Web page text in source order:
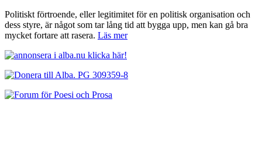
Politiskt förtroende, eller legitimitet för en politisk organisation och
dess styre, är något som tar lång tid att bygga upp, men kan gå bra
mycket fortare att rasera. Läs mer